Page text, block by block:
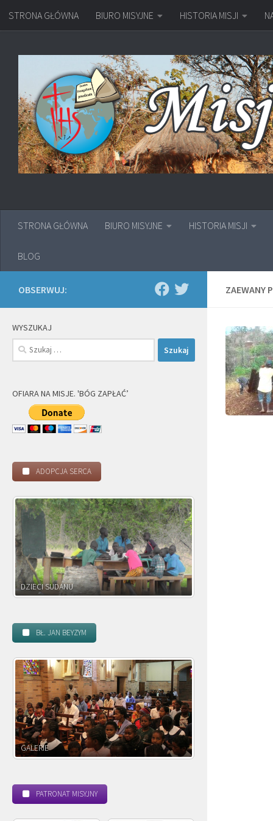
Przejdź do treści
STRONA GŁÓWNA BIURO MISYJNE HISTORIA MISJI
STRONA GŁÓWNA BIURO MISYJNE HISTORIA MISJI
BLOG
ZAEWANY
OBSERWUJ:
WYSZUKAJ
Szukaj:
OFIARA NA MISJE. 'BÓG ZAPŁAĆ’
ADOPCJA SERCA
DZIECI ZAMBII
BŁ. JAN BEYZYM
POWOŁANIE MISYJNE
PATRONAT MISYJNY